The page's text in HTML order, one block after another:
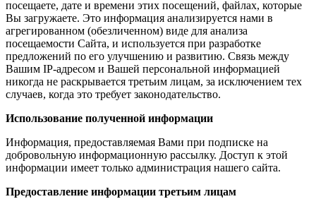
посещаете, дате и времени этих посещений, файлах, которые
Вы загружаете. Это информация анализируется нами в
агрегированном (обезличенном) виде для анализа
посещаемости Сайта, и используется при разработке
предложений по его улучшению и развитию. Связь между
Вашим IP-адресом и Вашей персональной информацией
никогда не раскрывается третьим лицам, за исключением тех
случаев, когда это требует законодательство.
Использование полученной информации
Информация, предоставляемая Вами при подписке на
добровольную информационную рассылку. Доступ к этой
информации имеет только администрация нашего сайта.
Предоставление информации третьим лицам